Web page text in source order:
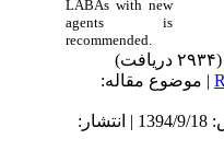
LABAs with new
agents is
recommended.
موضوع مقاله:
دریافت: 1393/9/26 | پذیرش: 1394/9/18 | انتشار: